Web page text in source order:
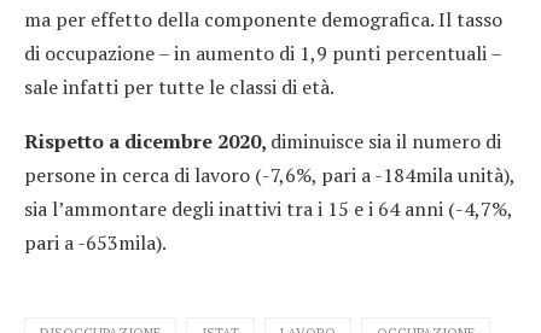
ma per effetto della componente demografica. Il tasso
di occupazione – in aumento di 1,9 punti percentuali –
sale infatti per tutte le classi di età.
Rispetto a dicembre 2020, diminuisce sia il numero di
persone in cerca di lavoro (-7,6%, pari a -184mila unità),
sia l’ammontare degli inattivi tra i 15 e i 64 anni (-4,7%,
pari a -653mila).